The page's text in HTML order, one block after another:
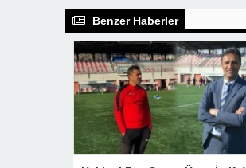
Benzer Haberler